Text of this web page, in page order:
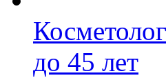
до 45 лет